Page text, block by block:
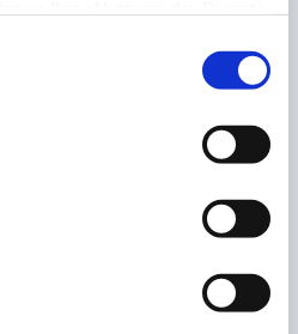
Freisen gegen
den Meister